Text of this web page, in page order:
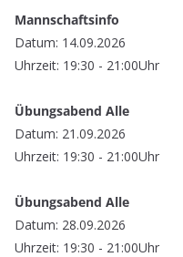
Mannschaftsinfo
Datum: 14.09.2026
Uhrzeit: 19:30 - 21:00Uhr
Übungsabend Alle
Datum: 21.09.2026
Uhrzeit: 19:30 - 21:00Uhr
Übungsabend Alle
Datum: 28.09.2026
Uhrzeit: 19:30 - 21:00Uhr